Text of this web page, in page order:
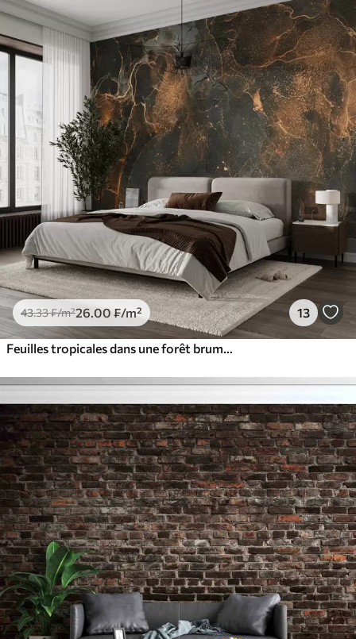
43.33₣/m²26 .00 ₣/m² 13